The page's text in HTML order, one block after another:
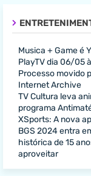
Musica + Game é
PlayTV dia 06/05
Processo movido
Internet Archive
TV Cultura leva
programa
XSports: A nova
BGS 2024 entra
histórica de 15
aproveitar